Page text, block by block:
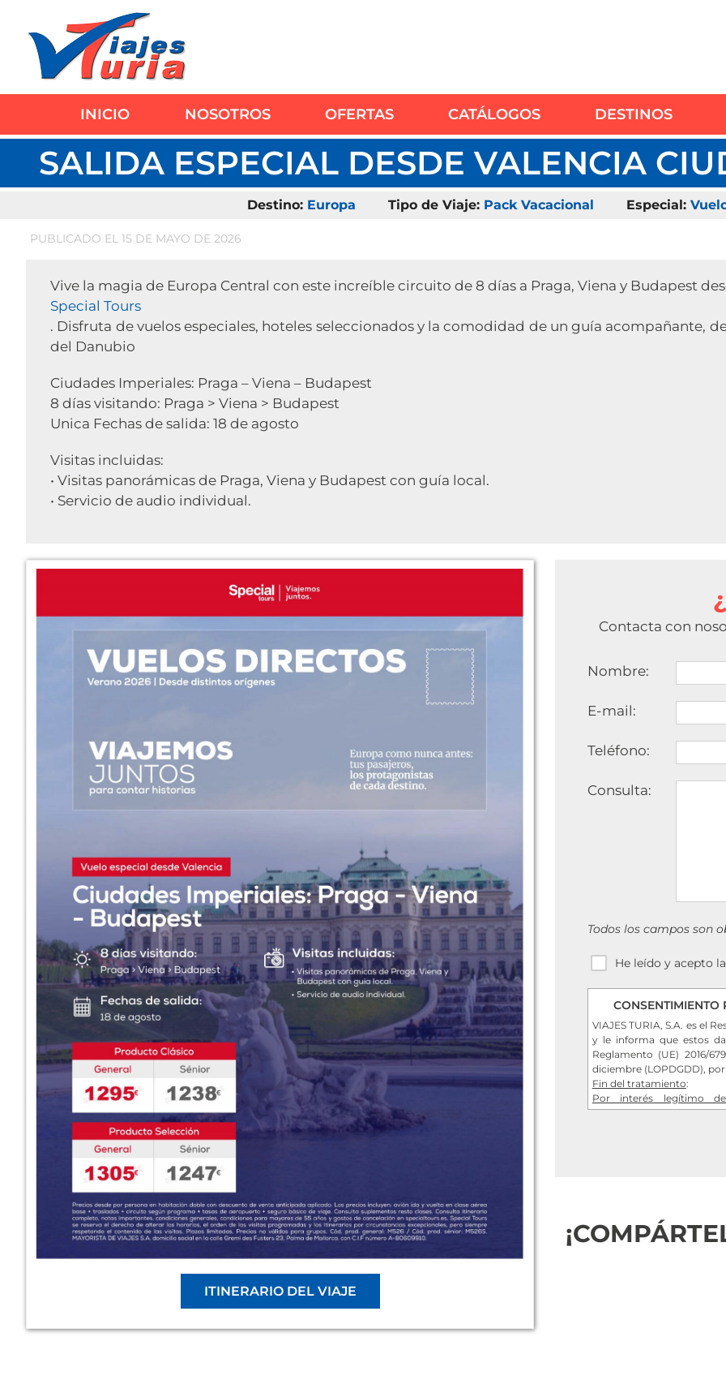
contenido
INICIO NOSOTROS OFERTAS CATÁLOGOS DESTINOS
SALIDA ESPECIAL DESDE VALENCIA
Destino: Europa Tipo de Viaje: Pack Vacacional Especial:
PUBLICADO EL 15 DE MAYO DE 2026
Vive la magia de Europa Central con este increíble circuito de 8 días a Praga, Viena y Budapest
Special Tours
. Disfruta de vuelos especiales, hoteles seleccionados y la comodidad de un guía acompañante,
del Danubio
Ciudades Imperiales: Praga – Viena – Budapest
8 días visitando: Praga > Viena > Budapest
Unica Fechas de salida: 18 de agosto
Visitas incluidas:
• Visitas panorámicas de Praga, Viena y Budapest con guía local.
• Servicio de audio individual.
ITINERARIO DEL VIAJE
Contacta con
Nombre:
E-mail:
Teléfono:
Consulta:
Todos los campos son
He leído y acepto la
CONSENTIMIENTO
VIAJES TURIA, S.A. es el
y le informa que estos
Reglamento (UE) 2016/
diciembre (LOPDGDD),
Fin del tratamiento:
Por interés legítimo
consentimiento del
necesario para mantener
se suprimirán con
- Derecho a retirar el
- Derecho de acceso,